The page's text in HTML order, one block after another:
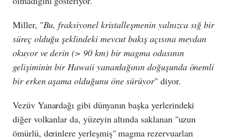
Miller, "Bu, fraksiyonel kristalleşmenin yalnızca sığ bir
süreç olduğu şeklindeki mevcut bakış açısına meydan
okuyor ve derin (> 90 km) bir magma odasının
gelişiminin bir Hawaii yanardağının doğuşunda önemli
bir erken aşama olduğunu öne sürüyor" diyor.
Vezüv Yanardağı gibi dünyanın başka yerlerindeki
diğer volkanlar da, yüzeyin altında saklanan "uzun
ömürlü, derinlere yerleşmiş" magma rezervuarları